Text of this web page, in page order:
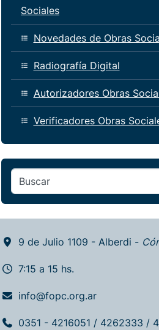
Sociales
Novedades de Obras
Radiografía Digital
Autorizadores Obras
Verificadores Obras
9 de Julio 1109 - Alberdi -
7:15 a 15 hs.
info@fopc.org.ar
0351 - 4216051 / 4262333 /